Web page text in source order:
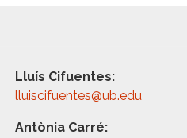
Lluís Cifuentes:
lluiscifuentes@ub.edu
Antònia Carré: